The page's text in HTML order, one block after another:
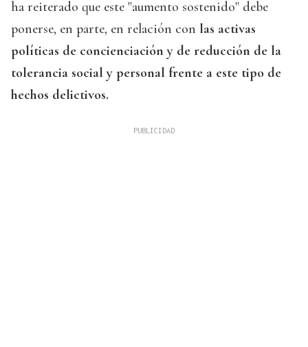
ha reiterado que este "aumento sostenido" debe
ponerse, en parte, en relación con las activas
políticas de concienciación y de reducción de la
tolerancia social y personal frente a este tipo de
hechos delictivos.